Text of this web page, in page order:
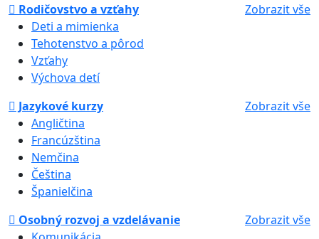
Rodičovstvo a vzťahy
Zobrazit vše
Deti a mimienka
Tehotenstvo a pôrod
Vzťahy
Výchova detí
Jazykové kurzy
Zobrazit vše
Angličtina
Francúzština
Nemčina
Čeština
Španielčina
Osobný rozvoj a vzdelávanie
Zobrazit vše